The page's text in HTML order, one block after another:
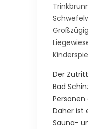
Der
Bad
Daher ist
Sauna-